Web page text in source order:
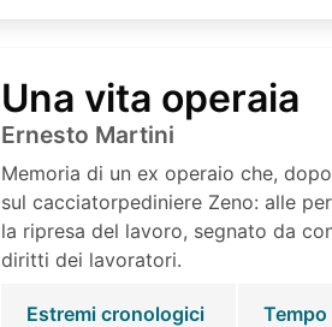
Una vita operaia
Ernesto Martini
Memoria di un ex operaio che,
sul cacciatorpediniere Zeno: alle
la ripresa del lavoro, segnato da
diritti dei lavoratori.
Estremi cronologici
Tempo